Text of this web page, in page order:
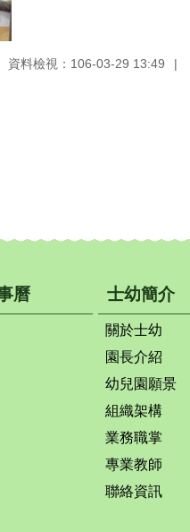
資料檢視：106-03-29 13:49
曆 士幼簡介
關於士幼
園長介紹
幼兒園願景
組織架構
業務職掌
專業教師
聯絡資訊